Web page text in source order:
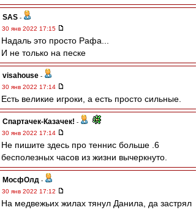
SAS -
30 янв 2022 17:15
Надаль это просто Рафа...
И не только на песке
visahouse -
30 янв 2022 17:14
Есть великие игроки, а есть просто сильные.
Спартачек-Казачек! -
30 янв 2022 17:14
Не пишите здесь про теннис больше .6
бесполезных часов из жизни вычеркнуто.
МосфОлд -
30 янв 2022 17:12
На медвежьих жилах тянул Данила, да застрял